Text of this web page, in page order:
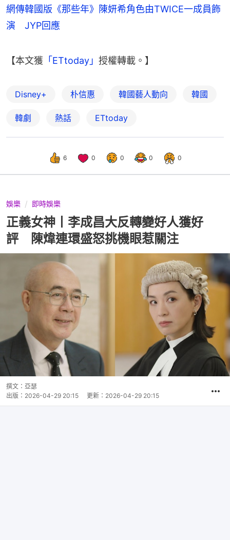
網傳韓國版《那些年》陳妍希角色由TWICE一成員飾
演 JYP回應
【本文獲 「ETtoday」 授權轉載。】
Disney+ 朴信惠 韓國藝人動向 韓國
韓劇 熱話 ETtoday
6 0 0 0 0
娛樂 即時娛樂
正義女神丨李成昌大反轉變好人獲好
評 陳煒連環盛怒挑機眼惹關注
撰文： 亞瑟
出版： 2026-04-29 20:15 更新： 2026-04-29 20:15